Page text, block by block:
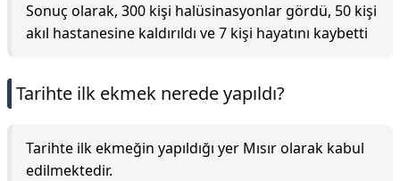
Sonuç olarak, 300 kişi halüsinasyonlar gördü, 50 kişi
akıl hastanesine kaldırıldı ve 7 kişi hayatını kaybetti
Tarihte ilk ekmek nerede yapıldı?
Tarihte ilk ekmeğin yapıldığı yer Mısır olarak kabul
edilmektedir.